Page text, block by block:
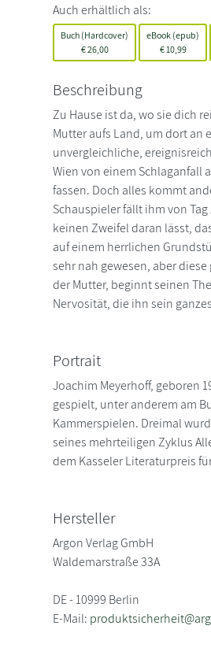
Auch erhältlich als:
Buch (Hardcover)
€26,00
eBook (epub)
€10,99
Beschreibung
Zu Hause ist da, wo sie dich
Mutter aufs Land, um dort an
unvergleichliche,
Wien von einem Schlaganfall
fassen. Doch alles kommt
Schauspieler fällt ihm von
keinen Zweifel daran lässt,
auf einem herrlichen
sehr nah gewesen, aber
der Mutter, beginnt seinen
Nervosität, die ihn sein
Portrait
Joachim Meyerhoff, geboren
gespielt, unter anderem am
Kammerspielen. Dreimal
seines mehrteiligen Zyklus
dem Kasseler Literaturpreis
Hersteller
Argon Verlag GmbH
Waldemarstraße 33A
DE - 10999 Berlin
E-Mail: